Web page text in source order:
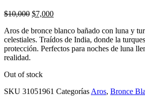
$10,000 $7,000
Aros de bronce blanco bañado con luna y
celestiales. Traídos de India, donde la
protección. Perfectos para noches de luna
realidad.
Out of stock
SKU 31051961 Categorías Aros, Bronce